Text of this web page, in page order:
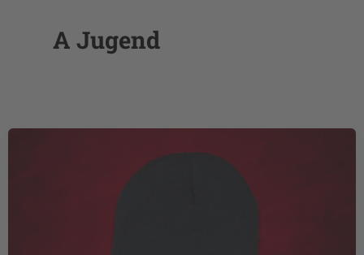
A Jugend